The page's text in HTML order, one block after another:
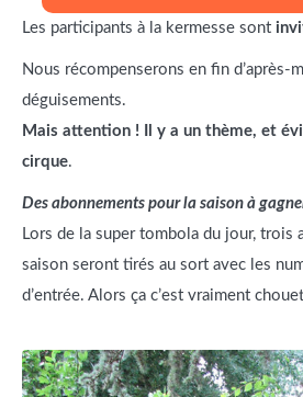
Les participants à la kermesse sont
Nous récompenserons en fin d’après-
déguisements.
Mais attention ! Il y a un thème, et
cirque.
Des abonnements pour la saison à
Lors de la super tombola du jour, trois
saison seront tirés au sort avec les
d’entrée. Alors ça c’est vraiment